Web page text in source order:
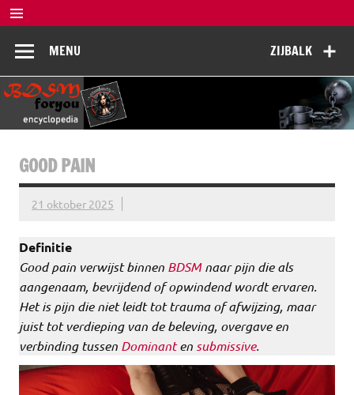
Doorgaan
naar
inhoud
BDSM
Encyclopedia
ZIJBALK
MENU
GOOD PAIN
21 oktober 2025
Definitie
Good pain verwijst binnen BDSMnaar pijn die als
aangenaam, bevrijdend of opwindend wordt ervaren.
Het is pijn die niet leidt tot trauma of afwijzing, maar
juist tot verdieping van de beleving, overgave en
verbinding tussen Dominantensubmissive.